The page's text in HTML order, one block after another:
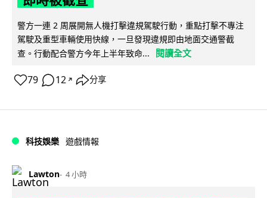
警方一連 2 周展開無人機打擊違規駕駛行動，重點打擊不專注
駕駛及重型車輛使用快線，一旦發現違規即由地面交通警截
查。行動配合警方今年上半年致命...
閱讀全文
79 12 ↗ 分享
科技娛樂 遊戲情報
Lawton 4 小時